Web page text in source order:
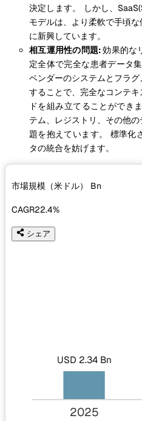
決定します。 しかし、
モデルは、より柔軟で手頃
に新興しています。
相互運用性の問題:効果的な
定全体で完全な患者データ
ベンダーのシステムとフラ
することで、完全なコンテ
ドを組み立てることができ
テム、レジストリ、その他
題を抱えています。 標準化
タの統合を妨げます。
市場規模（米ドル） Bn
CAGR22.4%
シェア
USD 2.34 Bn
2025